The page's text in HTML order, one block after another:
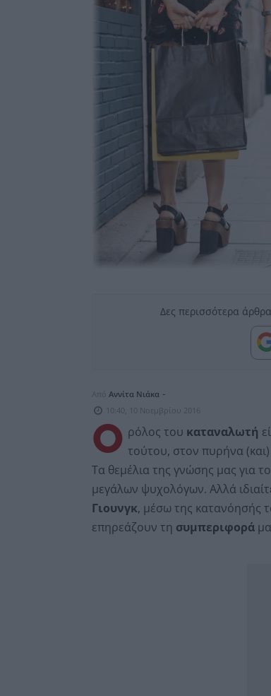
Δες περισσότερα
Από Αννίτα Νιάκα -
10:40, 10 Νοεμβρίου 2016
Ο ρόλος του καταναλωτή
τούτου, στον πυρήνα (και)
Τα θεμέλια της γνώσης μας για
μεγάλων ψυχολόγων. Αλλά
Γιουνγκ, μέσω της κατανόησής
επηρεάζουν τη συμπεριφορά